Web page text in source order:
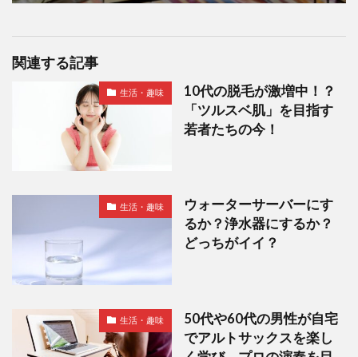
関連する記事
生活・趣味
10代の脱毛が激増中！？
「ツルスベ肌」を目指す
若者たちの今！
生活・趣味
ウォーターサーバーにす
るか？浄水器にするか？
どっちがイイ？
生活・趣味
50代や60代の男性が自宅
でアルトサックスを楽し